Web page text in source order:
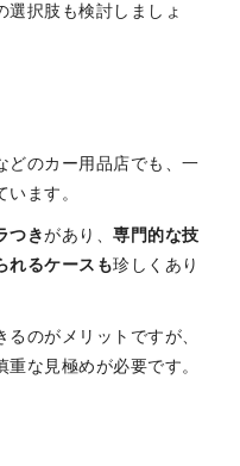
選択肢も検討しましょ
どのカー用品店でも、一
ます。
つきがあり、 専門的な技
れるケースも珍しくあり
のがメリットですが、
な見極めが必要です。